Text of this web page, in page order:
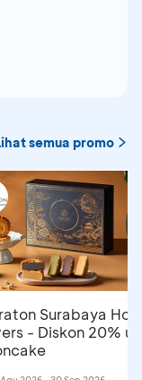
semua promo
Surabaya
- Diskon 20%